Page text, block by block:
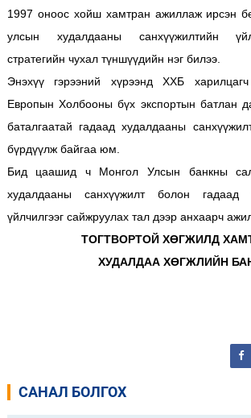
1997 оноос хойш хамтран ажиллаж ирсэн
улсын худалдааны санхүүжилтийн
стратегийн чухал түншүүдийн нэг билээ.
Энэхүү гэрээний хүрээнд ХХБ харилцагч
Европын Холбооны бүх экспортын батлан
баталгаатай гадаад худалдааны
бүрдүүлж байгаа юм.
Бид цаашид ч Монгол Улсын банкны
худалдааны санхүүжилт болон гадаад
үйлчилгээг сайжруулах тал дээр анхаарч
ТОГТВОРТОЙ ХӨГЖИЛД
ХУДАЛДАА ХӨГЖЛИЙН
САНАЛ БОЛГОХ